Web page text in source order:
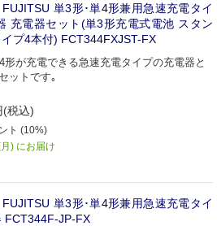
単3形･単4形兼用急速充電タイ
充電器セット(単3形充電式電池 スタン
イプ4本付) FCT344FXJST-FX
形が充電できる急速充電タイプの充電器と
ットです｡
(税込)
ト (10%)
) にお届け
単3形･単4形兼用急速充電タイ
FCT344F-JP-FX